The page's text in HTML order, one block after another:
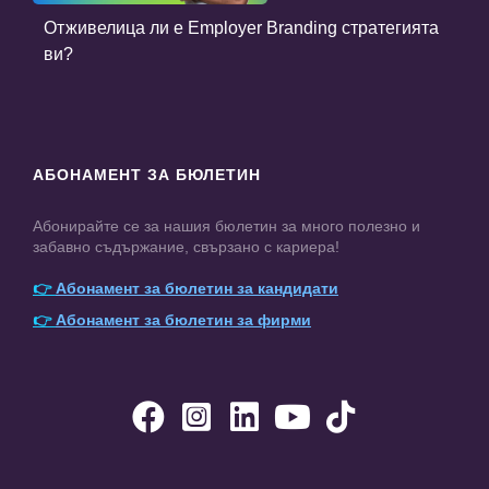
Отживелица ли е Employer Branding стратегията
ви?
АБОНАМЕНТ ЗА БЮЛЕТИН
Абонирайте се за нашия бюлетин за много полезно и
забавно съдържание, свързано с кариера!
👉Абонамент за бюлетин за кандидати
👉Абонамент за бюлетин за фирми
    